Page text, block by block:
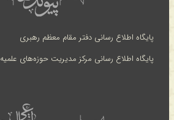
پایگاه اطلاع رسانی دفتر مقام معظم رهبری
پایگاه اطلاع رسانی مرکز مدیریت حوزه‌های علمیه